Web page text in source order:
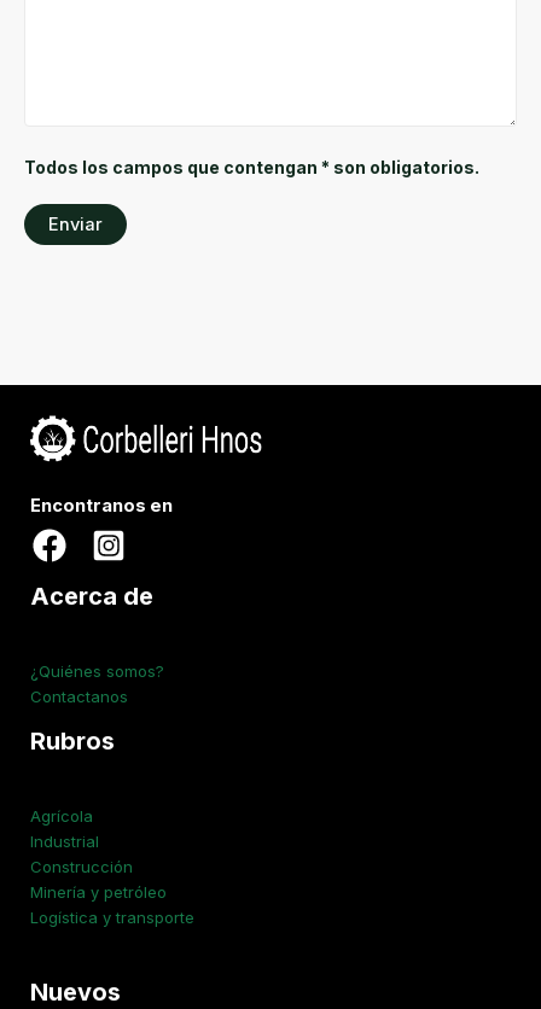
Todos los campos que contengan * son obligatorios.
Encontranos en
Acerca de
¿Quiénes somos?
Contactanos
Rubros
Agrícola
Industrial
Construcción
Minería y petróleo
Logística y transporte
Nuevos